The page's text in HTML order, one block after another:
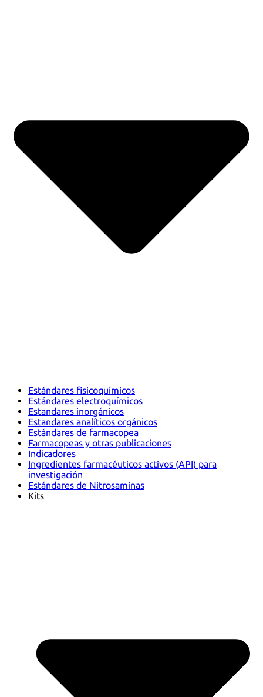
Estándares fisicoquímicos
Estándares electroquímicos
Estandares inorgánicos
Estandares analíticos orgánicos
Estándares de farmacopea
Farmacopeas y otras publicaciones
Indicadores
Ingredientes farmacéuticos activos (API) para
investigación
Estándares de Nitrosaminas
Kits